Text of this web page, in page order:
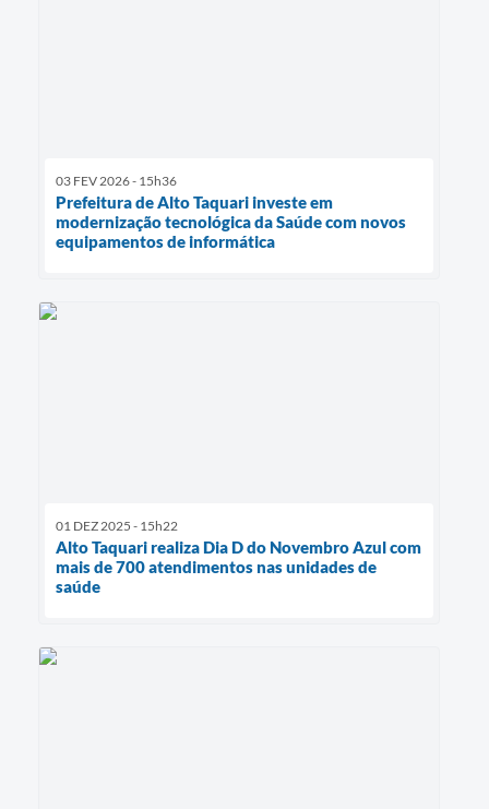
03 FEV 2026 - 15h36
Prefeitura de Alto Taquari investe em
modernização tecnológica da Saúde com novos
equipamentos de informática
01 DEZ 2025 - 15h22
Alto Taquari realiza Dia D do Novembro Azul com
mais de 700 atendimentos nas unidades de
saúde